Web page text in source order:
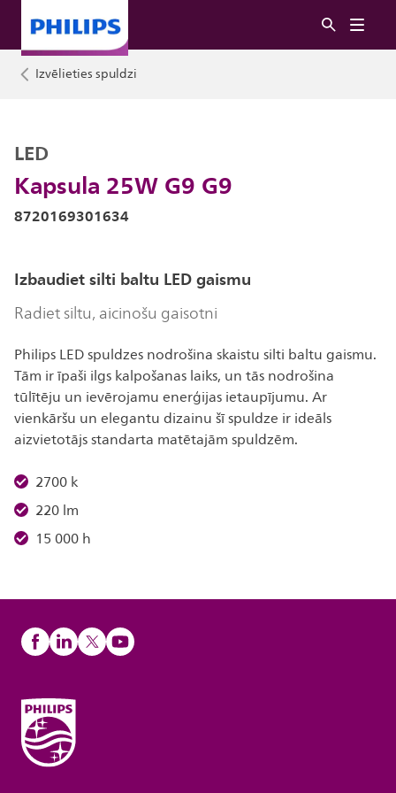
Izvēlieties spuldzi
Kapsula 25W G9 G9
LED
8720169301634
Izbaudiet silti baltu LED gaismu
Radiet siltu, aicinošu gaisotni
Philips LED spuldzes nodrošina skaistu silti baltu gaismu.
Tām ir īpaši ilgs kalpošanas laiks, un tās nodrošina
tūlītēju un ievērojamu enerģijas ietaupījumu. Ar
vienkāršu un elegantu dizainu šī spuldze ir ideāls
aizvietotājs standarta matētajām spuldzēm.
2700 k
220 lm
15 000 h